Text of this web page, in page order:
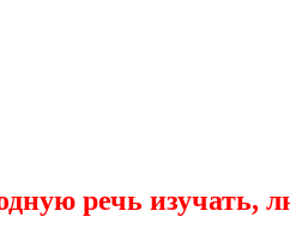
речь изучать,